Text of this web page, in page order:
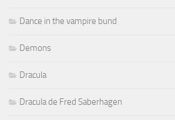
Dance in the vampire bund
Demons
Dracula
Dracula de Fred Saberhagen